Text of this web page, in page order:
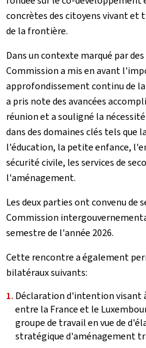
concrètes des citoyens vivant
de la frontière.
Dans un contexte marqué par
Commission a mis en avant
approfondissement continu de
a pris note des avancées
réunion et a souligné la
dans des domaines clés tels que
l'éducation, la petite enfance,
sécurité civile, les services de
l'aménagement.
Les deux parties ont convenu de
Commission
semestre de l'année 2026.
Cette rencontre a également
bilatéraux suivants:
Déclaration d'intention visant
entre la France et le
groupe de travail en vue de
stratégique d'aménagement